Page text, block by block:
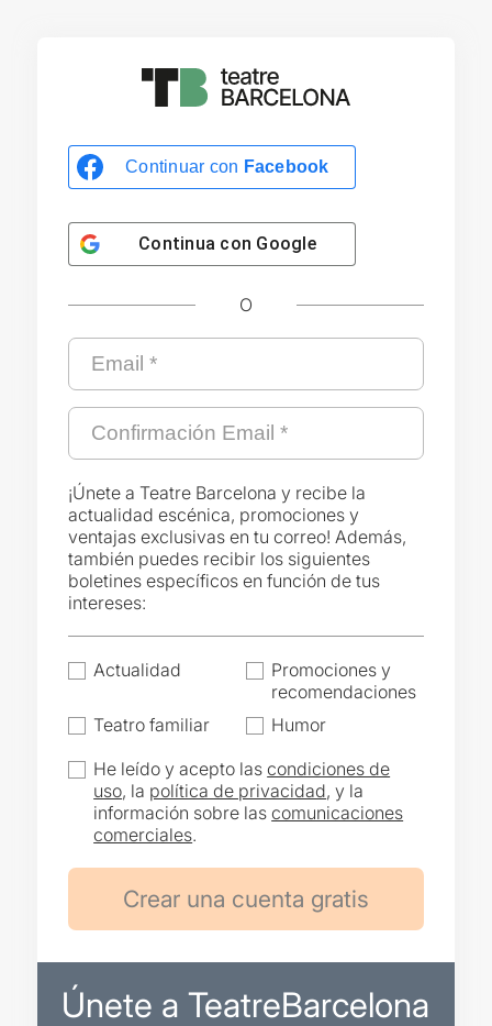
Continuar con Facebook
Continua con Google
O
¡Únete a Teatre Barcelona y recibe la
actualidad escénica, promociones y
ventajas exclusivas en tu correo! Además,
también puedes recibir los siguientes
boletines específicos en función de tus
intereses:
Actualidad
Promociones y
recomendaciones
Teatro familiar
Humor
He leído y acepto lascondiciones de
uso, la política de privacidad, y la
información sobre lascomunicaciones
comerciales.
Únete a TeatreBarcelona